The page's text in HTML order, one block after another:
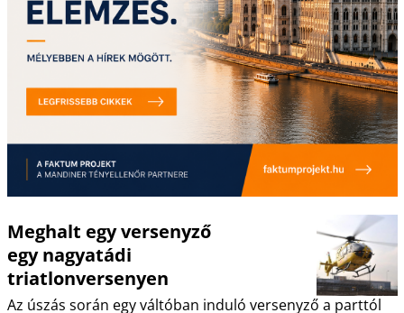
Meghalt egy versenyző
egy nagyatádi
triatlonversenyen
Az úszás során egy váltóban induló versenyző a parttól